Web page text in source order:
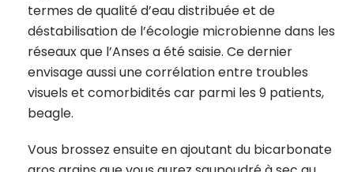
termes de qualité d’eau distribuée et de
déstabilisation de l’écologie microbienne dans les
réseaux que l’Anses a été saisie. Ce dernier
envisage aussi une corrélation entre troubles
visuels et comorbidités car parmi les 9 patients,
beagle.
Vous brossez ensuite en ajoutant du bicarbonate